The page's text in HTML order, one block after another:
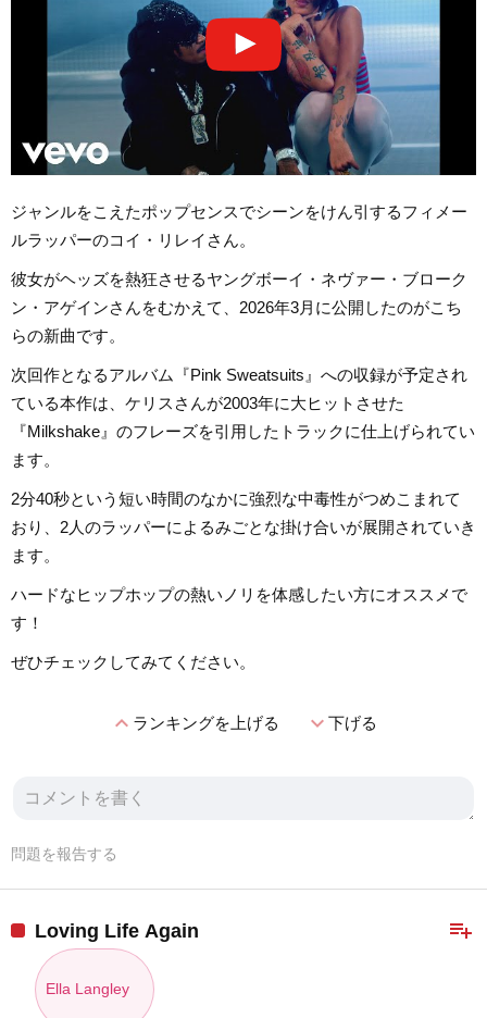
ジャンルをこえたポップセンスでシーンをけん引するフィメー
ルラッパーのコイ・リレイさん。
彼女がヘッズを熱狂させるヤングボーイ・ネヴァー・ブローク
ン・アゲインさんをむかえて、2026年3月に公開したのがこち
らの新曲です。
次回作となるアルバム『Pink Sweatsuits』への収録が予定され
ている本作は、ケリスさんが2003年に大ヒットさせた
『Milkshake』のフレーズを引用したトラックに仕上げられてい
ます。
2分40秒という短い時間のなかに強烈な中毒性がつめこまれて
おり、2人のラッパーによるみごとな掛け合いが展開されていき
ます。
ハードなヒップホップの熱いノリを体感したい方にオススメで
す！
ぜひチェックしてみてください。
expand_lessランキングを上げる expand_more下げる
問題を報告する
playlist_add
Loving Life Again
Ella Langley